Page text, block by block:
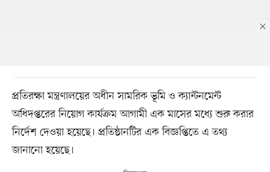
প্রতিরক্ষা মন্ত্রণালয়ের অধীন সামরিক ভূমি ও ক্যান্টনমেন্ট
অধিদপ্তরের নিয়োগ কার্যক্রম আগামী এক মাসের মধ্যে শুরু করার
নির্দেশ দেওয়া হয়েছে। প্রতিষ্ঠানটির এক বিজ্ঞপ্তিতে এ তথ্য
জানানো হয়েছে।